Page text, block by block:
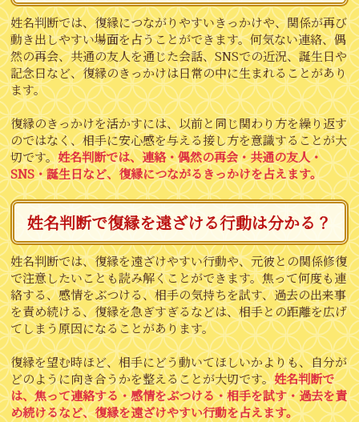
姓名判断では、復縁につながりやすいきっかけや、関係が再び
動き出しやすい場面を占うことができます。何気ない連絡、偶
然の再会、共通の友人を通じた会話、SNSでの近況、誕生日や
記念日など、復縁のきっかけは日常の中に生まれることがあり
ます。
復縁のきっかけを活かすには、以前と同じ関わり方を繰り返す
のではなく、相手に安心感を与える接し方を意識することが大
切です。姓名判断では、連絡・偶然の再会・共通の友人・
SNS・誕生日など、復縁につながるきっかけを占えます。
姓名判断で復縁を遠ざける行動は分かる？
姓名判断では、復縁を遠ざけやすい行動や、元彼との関係修復
で注意したいことも読み解くことができます。焦って何度も連
絡する、感情をぶつける、相手の気持ちを試す、過去の出来事
を責め続ける、復縁を急ぎすぎるなどは、相手との距離を広げ
てしまう原因になることがあります。
復縁を望む時ほど、相手にどう動いてほしいかよりも、自分が
どのように向き合うかを整えることが大切です。姓名判断で
は、焦って連絡する・感情をぶつける・相手を試す・過去を責
め続けるなど、復縁を遠ざけやすい行動を占えます。